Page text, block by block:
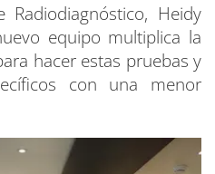
Heidy
equipo multiplica la
hacer estas pruebas y
con una menor